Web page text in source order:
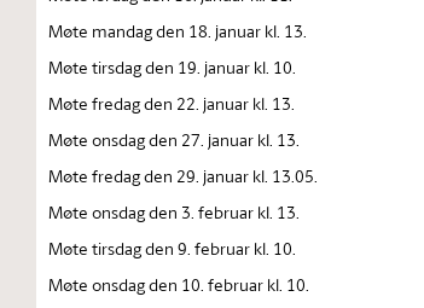
Møte mandag den 18. januar kl. 13.
Møte tirsdag den 19. januar kl. 10.
Møte fredag den 22. januar kl. 13.
Møte onsdag den 27. januar kl. 13.
Møte fredag den 29. januar kl. 13.05.
Møte onsdag den 3. februar kl. 13.
Møte tirsdag den 9. februar kl. 10.
Møte onsdag den 10. februar kl. 10.